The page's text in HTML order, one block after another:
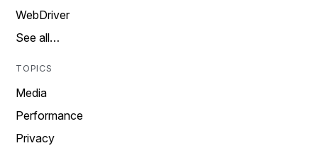
WebDriver
See all…
TOPICS
Media
Performance
Privacy